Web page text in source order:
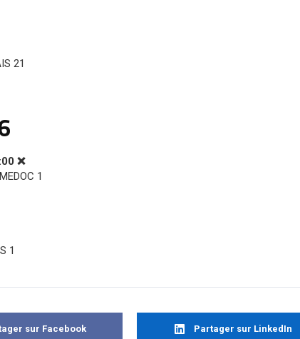
21
❌
1
1
sur Facebook Partager sur LinkedIn